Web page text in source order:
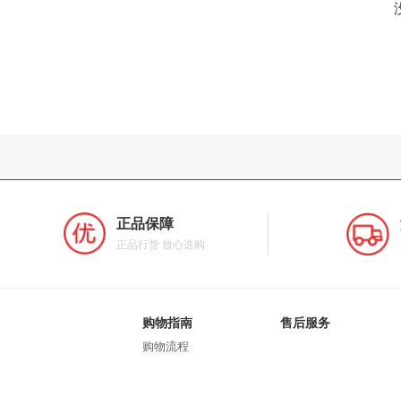
正品保障
正品行货 放心选购
购物指南
购物流程
售后服务